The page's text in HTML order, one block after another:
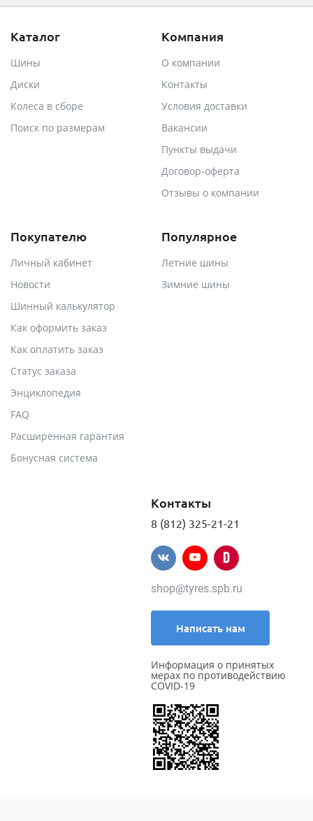
Каталог
Шины
Диски
Колеса в сборе
Поиск по размерам
Компания
О компании
Контакты
Условия доставки
Вакансии
Пункты выдачи
Договор-оферта
Отзывы о компании
Покупателю
Личный кабинет
Новости
Шинный калькулятор
Как оформить заказ
Как оплатить заказ
Статус заказа
Энциклопедия
FAQ
Расширенная гарантия
Бонусная система
Популярное
Летние шины
Зимние шины
Контакты
8 (812) 325-21-21
shop@tyres.spb.ru
Написать нам
Информация о принятых
мерах по противодействию
COVID-19